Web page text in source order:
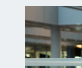
Video